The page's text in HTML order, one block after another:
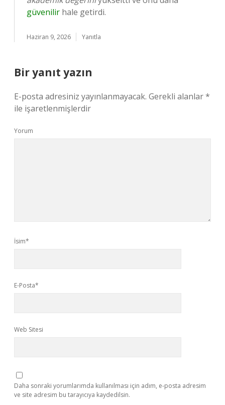
güvenilir hale getirdi.
Haziran 9, 2026 Yanıtla
Bir yanıt yazın
E-posta adresiniz yayınlanmayacak. Gerekli alanlar*
ile işaretlenmişlerdir
Yorum
İsim*
E-Posta*
Web Sitesi
Daha sonraki yorumlarımda kullanılması için adım, e-posta adresim
ve site adresim bu tarayıcıya kaydedilsin.